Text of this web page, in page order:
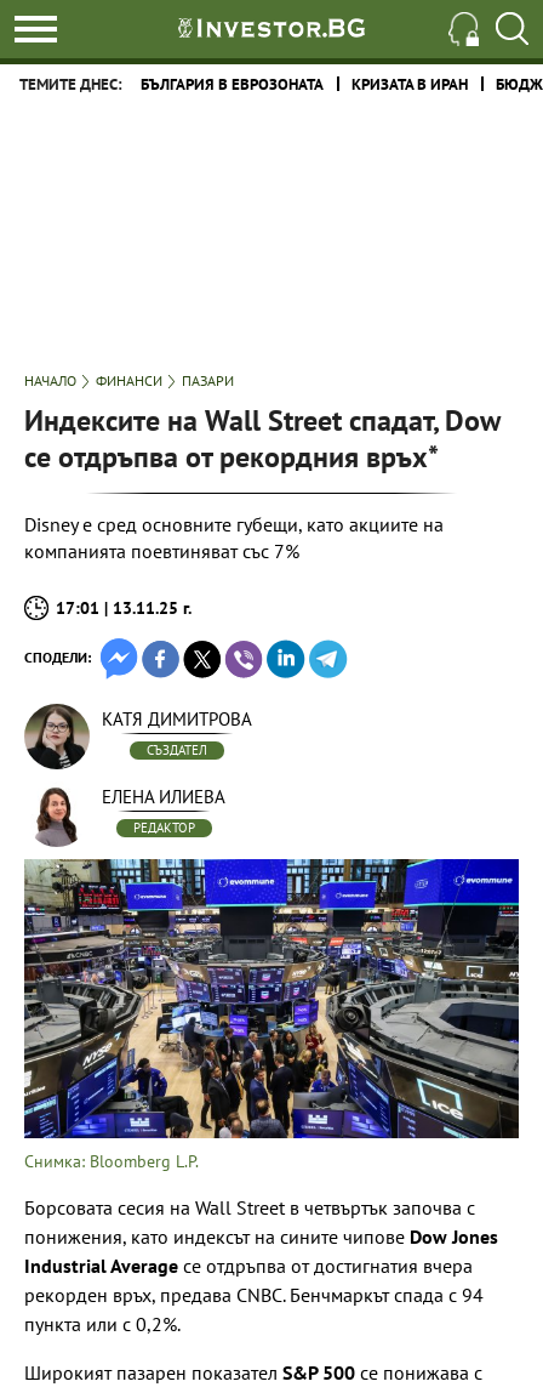
ТЕМИТЕ ДНЕС: БЪЛГАРИЯ В ЕВРОЗОНАТА КРИЗАТА В ИРАН
НАЧАЛО ФИНАНСИ ПАЗАРИ
Индексите на Wall Street спадат, Dow
се отдръпва от рекордния връх*
Disney е сред основните губещи, като акциите на
компанията поевтиняват със 7%
17:01 | 13.11.25 г.
СПОДЕЛИ:
КАТЯ ДИМИТРОВА
СЪЗДАТЕЛ
ЕЛЕНА ИЛИЕВА
РЕДАКТОР
Снимка: Bloomberg L.P.
Борсовата сесия на Wall Street в четвъртък започва с
понижения, като индексът на сините чипове Dow Jones
Industrial Average се отдръпва от достигнатия вчера
рекорден връх, предава CNBC. Бенчмаркът спада с 94
пункта или с 0,2%.
Широкият пазарен показател S&P 500 се понижава с